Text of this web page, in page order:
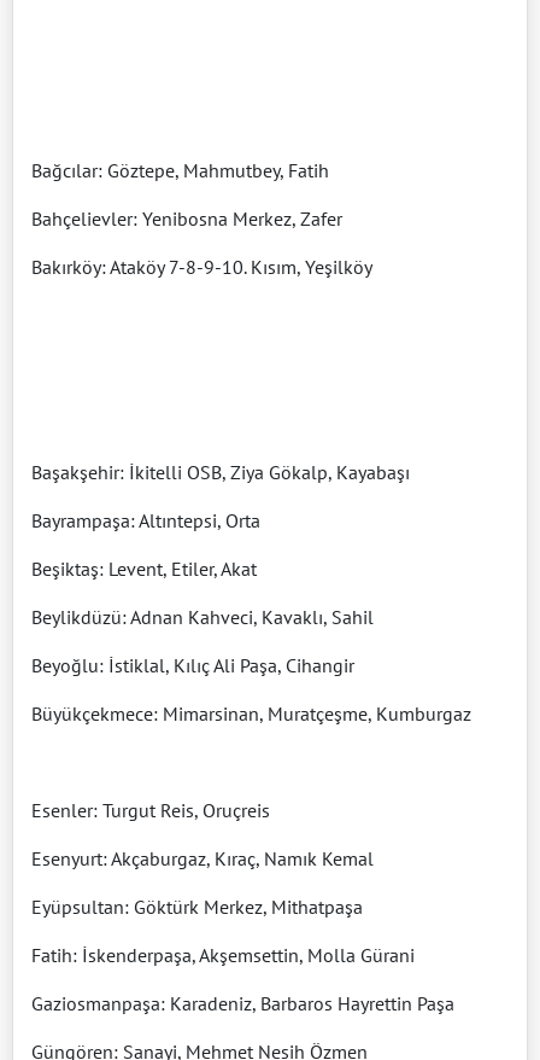
Bağcılar: Göztepe, Mahmutbey, Fatih
Bahçelievler: Yenibosna Merkez, Zafer
Bakırköy: Ataköy 7-8-9-10. Kısım, Yeşilköy
Başakşehir: İkitelli OSB, Ziya Gökalp, Kayabaşı
Bayrampaşa: Altıntepsi, Orta
Beşiktaş: Levent, Etiler, Akat
Beylikdüzü: Adnan Kahveci, Kavaklı, Sahil
Beyoğlu: İstiklal, Kılıç Ali Paşa, Cihangir
Büyükçekmece: Mimarsinan, Muratçeşme, Kumburgaz
Esenler: Turgut Reis, Oruçreis
Esenyurt: Akçaburgaz, Kıraç, Namık Kemal
Eyüpsultan: Göktürk Merkez, Mithatpaşa
Fatih: İskenderpaşa, Akşemsettin, Molla Gürani
Gaziosmanpaşa: Karadeniz, Barbaros Hayrettin Paşa
Güngören: Sanayi, Mehmet Nesih Özmen